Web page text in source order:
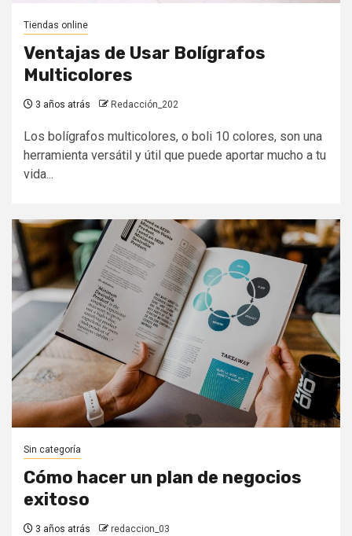
Tiendas online
Ventajas de Usar Bolígrafos
Multicolores
3 años atrás Redacción_202
Los bolígrafos multicolores, o boli 10 colores, son una
herramienta versátil y útil que puede aportar mucho a tu
vida...
Sin categoría
Cómo hacer un plan de negocios
exitoso
3 años atrás redaccion_03